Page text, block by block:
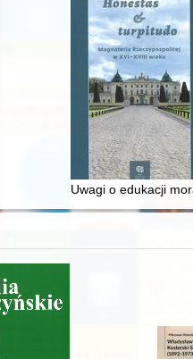
mieszczaństwa w 2. poł. XIX w
drawskiego odUwagi o edukacji